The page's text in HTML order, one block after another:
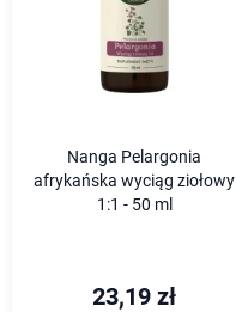
Nanga Pelargonia
afrykańska wyciąg ziołowy
1:1 - 50 ml
23,19 zł